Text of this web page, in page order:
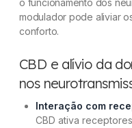
o funcionamento dos
modulador pode aliviar
conforto.
CBD e alívio da
nos
Interação com
CBD ativa